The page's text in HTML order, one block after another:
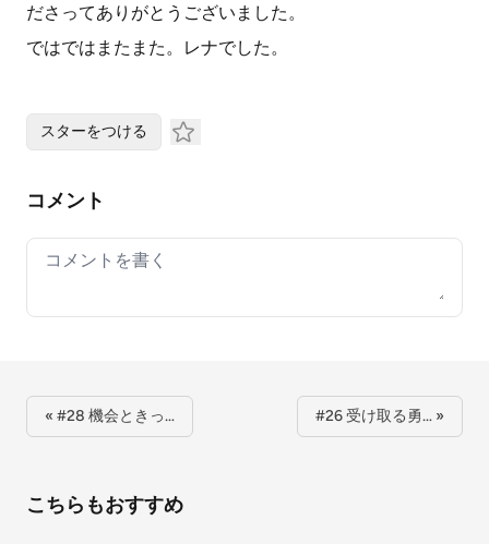
ださってありがとうございました。
ではではまたまた。レナでした。
スターをつける
コメント
Your comment
« #28 機会ときっ… #26 受け取る勇… »
こちらもおすすめ